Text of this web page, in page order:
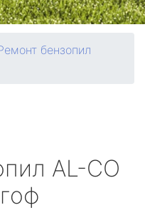
бензопил
AL-CO